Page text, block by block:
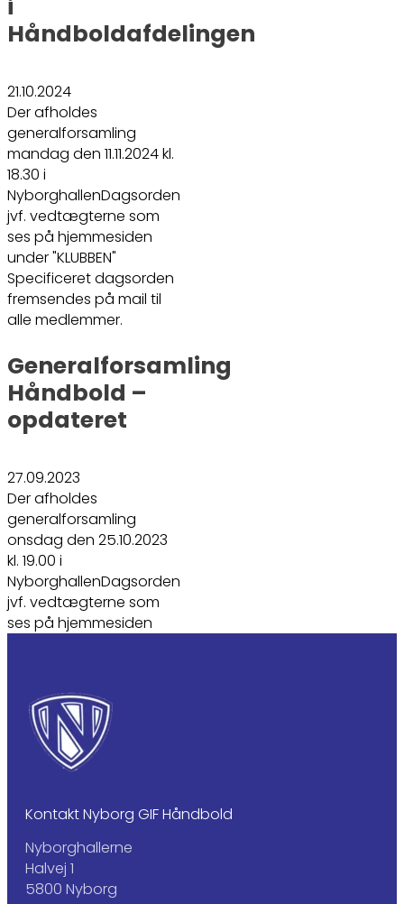
i
Håndboldafdelingen
21.10.2024
Der afholdes
generalforsamling
mandag den 11.11.2024 kl.
18.30 i
NyborghallenDagsorden
jvf. vedtægterne som
ses på hjemmesiden
under "KLUBBEN"
Specificeret dagsorden
fremsendes på mail til
alle medlemmer.
Generalforsamling
Håndbold –
opdateret
27.09.2023
Der afholdes
generalforsamling
onsdag den 25.10.2023
kl. 19.00 i
NyborghallenDagsorden
jvf. vedtægterne som
ses på hjemmesiden
Kontakt Nyborg GIF Håndbold
Nyborghallerne
Halvej 1
5800 Nyborg